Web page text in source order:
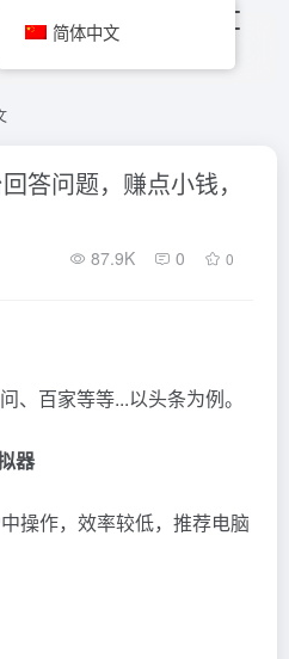
答问题，赚点小钱，
87.9K 0 0
、百家等等...以头条为例。
器
操作，效率较低，推荐电脑
简体中文